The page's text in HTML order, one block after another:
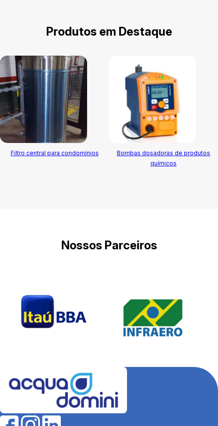
Produtos em Destaque
Bombas dosadoras de produtos
Elemento filtrante carvão ativado
Nossos Parceiros